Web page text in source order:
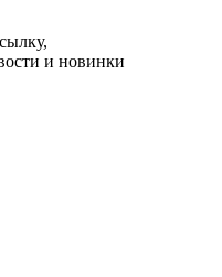
и новинки